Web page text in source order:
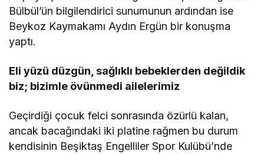
Bülbül’ün bilgilendirici sunumunun ardından ise
Beykoz Kaymakamı Aydın Ergün bir konuşma
yaptı.
Eli yüzü düzgün, sağlıklı bebeklerden değildik
biz; bizimle övünmedi ailelerimiz
Geçirdiği çocuk felci sonrasında özürlü kalan,
ancak bacağındaki iki platine rağmen bu durum
kendisinin Beşiktaş Engelliler Spor Kulübü’nde